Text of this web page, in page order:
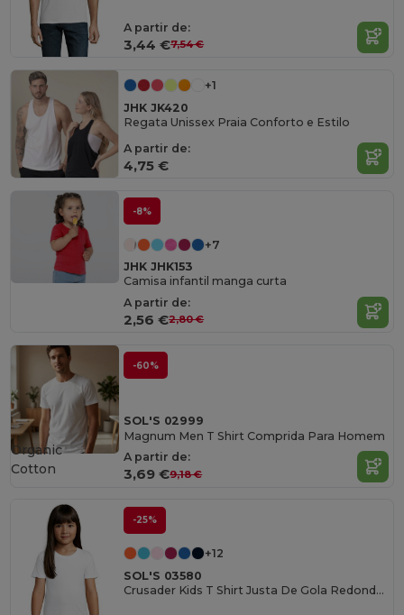
A partir de:
3,44 €7,54 €
+1
JHK JK420
Regata Unissex Praia Conforto e Estilo
A partir de:
4,75 €
-8%
+7
JHK JHK153
Camisa infantil manga curta
A partir de:
2,56 €2,80 €
-60%
SOL'S 02999
Magnum Men T Shirt Comprida Para Homem
A partir de:
3,69 €9,18 €
Organic
Cotton
-25%
+12
SOL'S 03580
Crusader Kids T Shirt Justa De Gola Redonda Para Homem